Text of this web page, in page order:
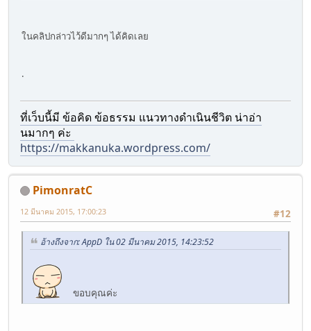
ในคลิปกล่าวไว้ดีมากๆ ได้คิดเลย
.
ที่เว็บนี้มี ข้อคิด ข้อธรรม แนวทางดำเนินชีวิต น่าอ่า
นมากๆ ค่ะ
https://makkanuka.wordpress.com/
PimonratC
#12
12 มีนาคม 2015, 17:00:23
อ้างถึงจาก: AppD ใน 02 มีนาคม 2015, 14:23:52
ขอบคุณค่ะ